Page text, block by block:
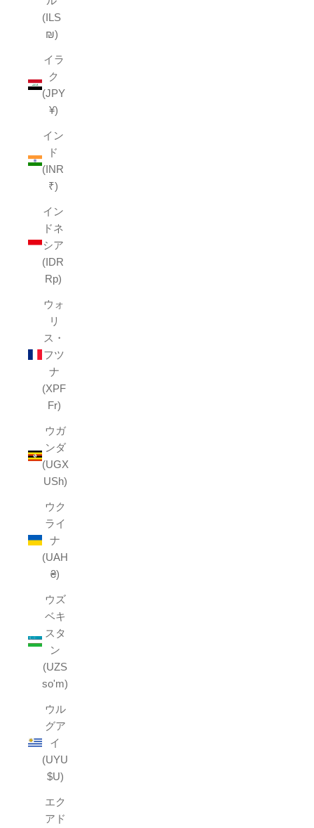
(ILS
₪)
イラ
ク
(JPY
¥)
イン
ド
(INR
₹)
イン
ドネ
シア
(IDR
Rp)
ウォ
リ
ス・
フツ
ナ
(XPF
Fr)
ウガ
ンダ
(UGX
USh)
ウク
ライ
ナ
(UAH
₴)
ウズ
ベキ
スタ
ン
(UZS
so'm)
ウル
グア
イ
(UYU
$U)
エク
アド